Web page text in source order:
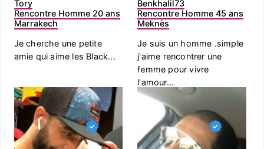
Tory
Rencontre Homme 20 ans
Marrakech
Je cherche une petite
amie qui aime les Black...
Benkhalil73
Rencontre Homme 45 ans
Meknès
Je suis un homme .simple
j'aime rencontrer une
femme pour vivre
l'amour...